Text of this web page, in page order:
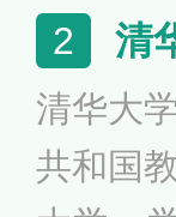
养计划
培养计
新创业
2 清
清华大
共和国